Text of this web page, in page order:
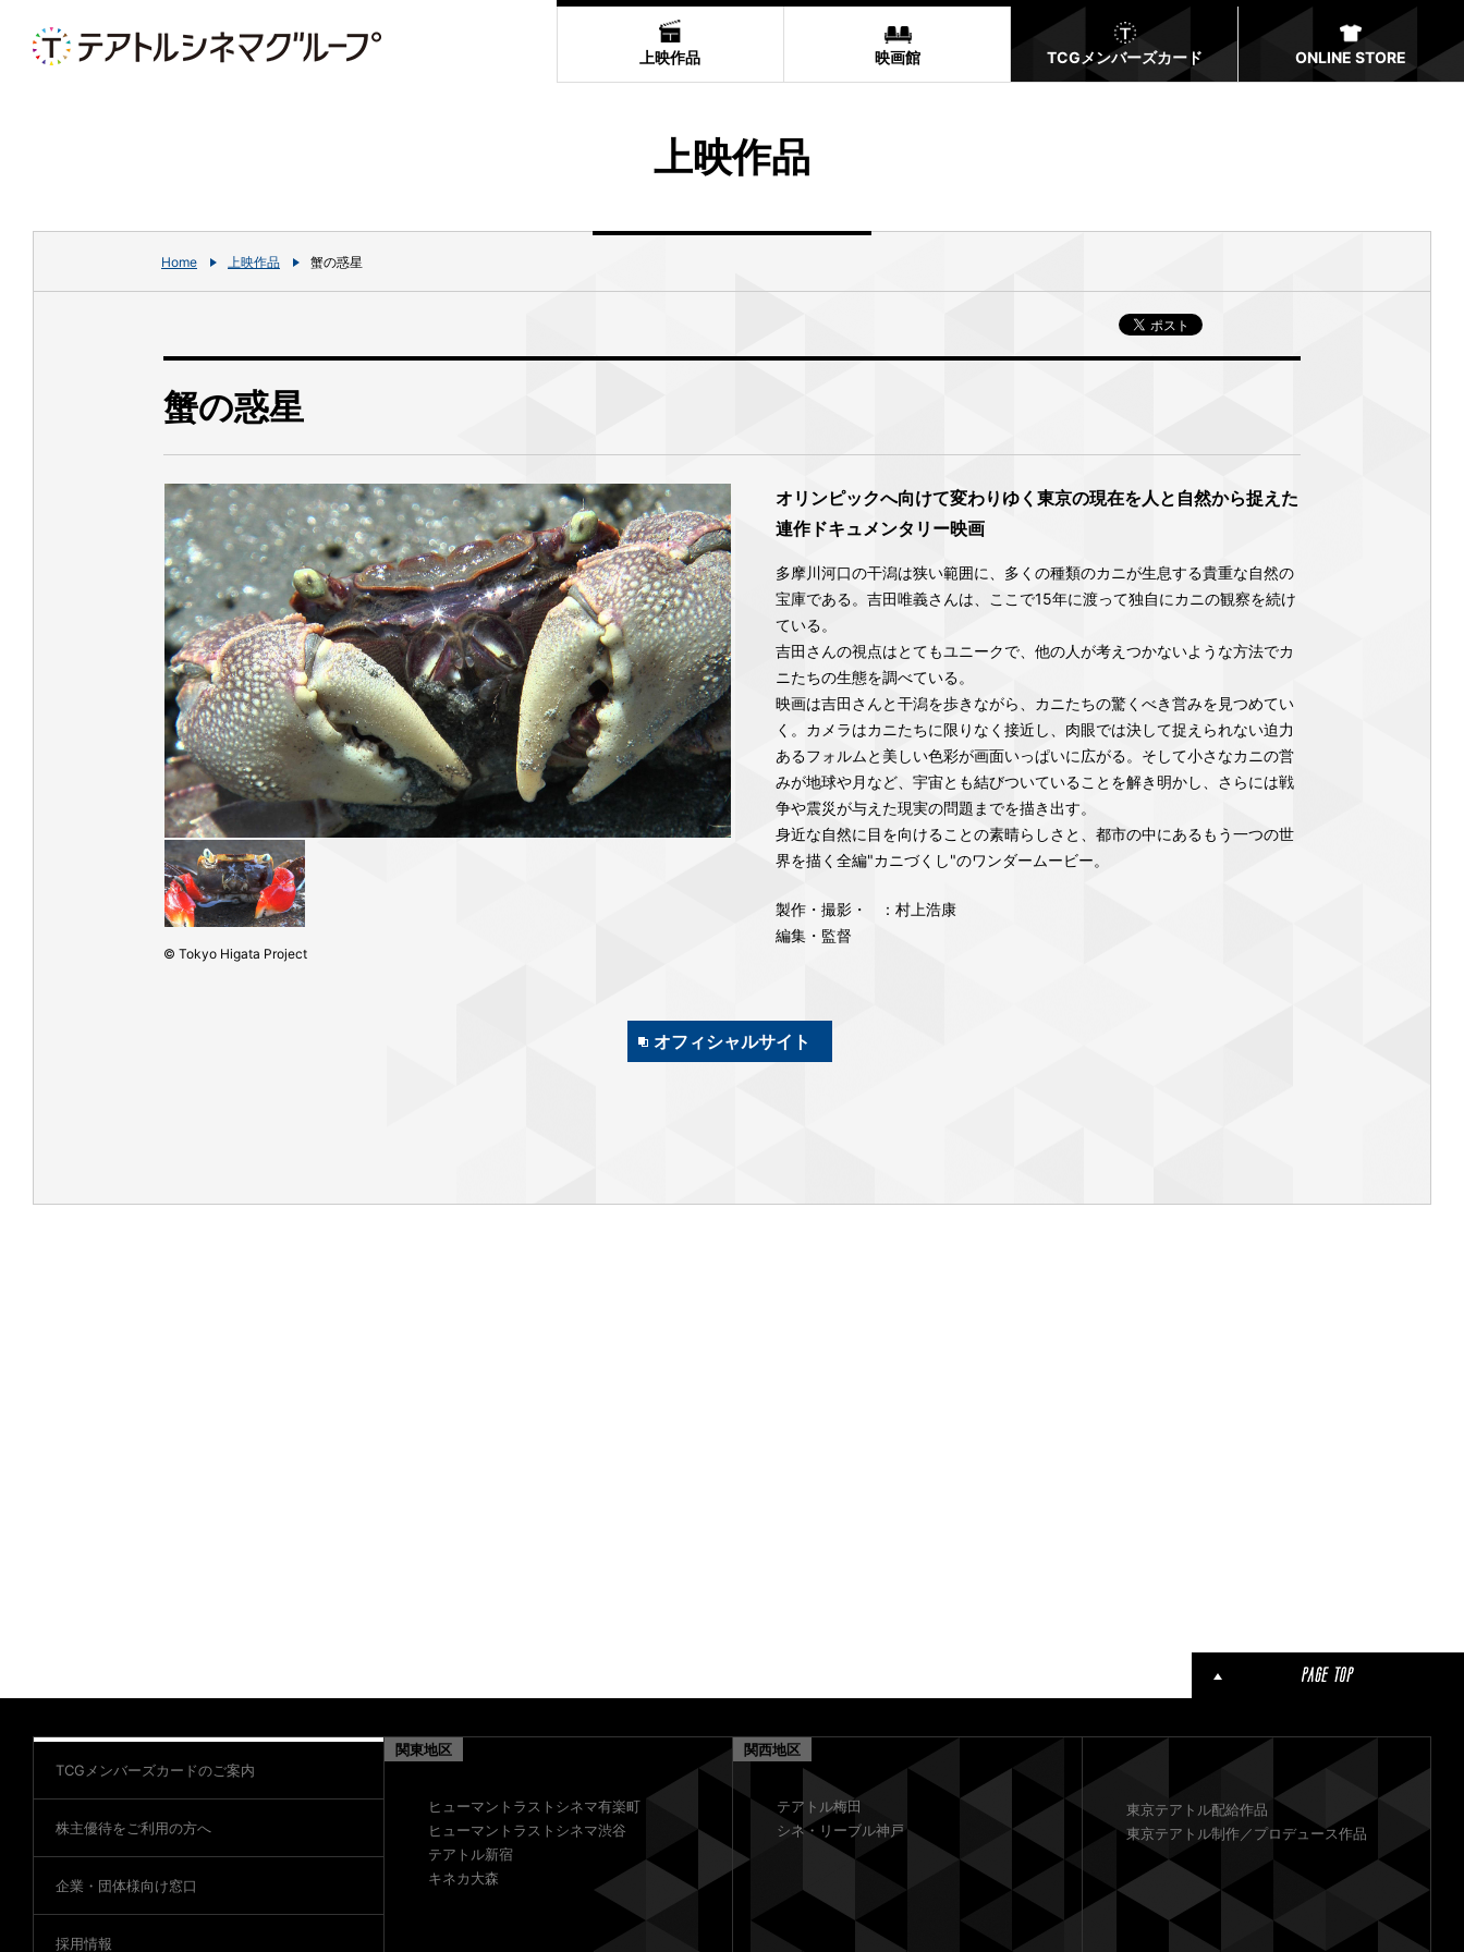
上映作品 映画館 TCGメンバーズカード ONLINE STORE
上映作品
Home 上映作品 蟹の惑星
蟹の惑星
© Tokyo Higata Project
オリンピックへ向けて変わりゆく東京の現在を人と自然から捉えた
連作ドキュメンタリー映画
多摩川河口の干潟は狭い範囲に、多くの種類のカニが生息する貴重な自然の
宝庫である。吉田唯義さんは、ここで15年に渡って独自にカニの観察を続け
ている。
吉田さんの視点はとてもユニークで、他の人が考えつかないような方法でカ
ニたちの生態を調べている。
映画は吉田さんと干潟を歩きながら、カニたちの驚くべき営みを見つめてい
く。カメラはカニたちに限りなく接近し、肉眼では決して捉えられない迫力
あるフォルムと美しい色彩が画面いっぱいに広がる。そして小さなカニの営
みが地球や月など、宇宙とも結びついていることを解き明かし、さらには戦
争や震災が与えた現実の問題までを描き出す。
身近な自然に目を向けることの素晴らしさと、都市の中にあるもう一つの世
界を描く全編"カニづくし"のワンダームービー。
製作・撮影・
編集・監督
：村上浩康
オフィシャルサイト
TCGメンバーズカードのご案内
株主優待をご利用の方へ
企業・団体様向け窓口
採用情報
関東地区
ヒューマントラストシネマ有楽町
ヒューマントラストシネマ渋谷
テアトル新宿
キネカ大森
関西地区
テアトル梅田
シネ・リーブル神戸
東京テアトル配給作品
東京テアトル制作／プロデュース作品